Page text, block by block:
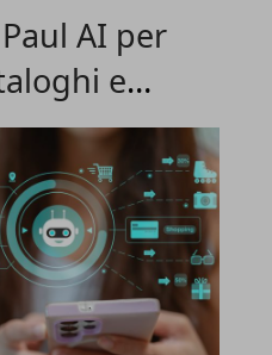
nascosti all'interno
.
AI per
e